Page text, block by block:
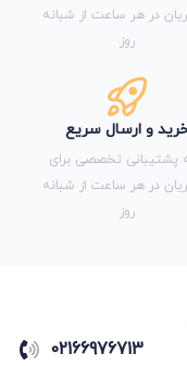
در هر ساعت از شبانه
روز
و ارسال سریع
پشتیبانی تخصصی برای
در هر ساعت از شبانه
روز
02166976713